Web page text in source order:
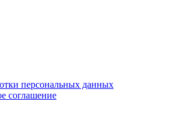
персональных данных
соглашение